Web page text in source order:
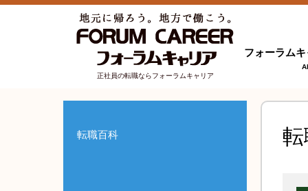
正社員の転職ならフォーラムキャリア
フォーラム
転職百科